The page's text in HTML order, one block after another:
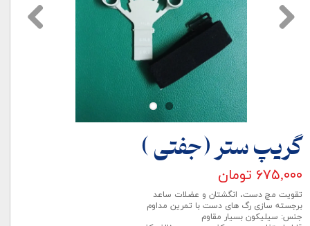
گریپ ستر (جفتی )
۶۷۵,۰۰۰ تومان
تقویت مچ دست، انگشتان و عضلات ساعد
برجسته سازی رگ های دست با تمرین مداوم
جنس: سیلیکون بسیار مقاوم